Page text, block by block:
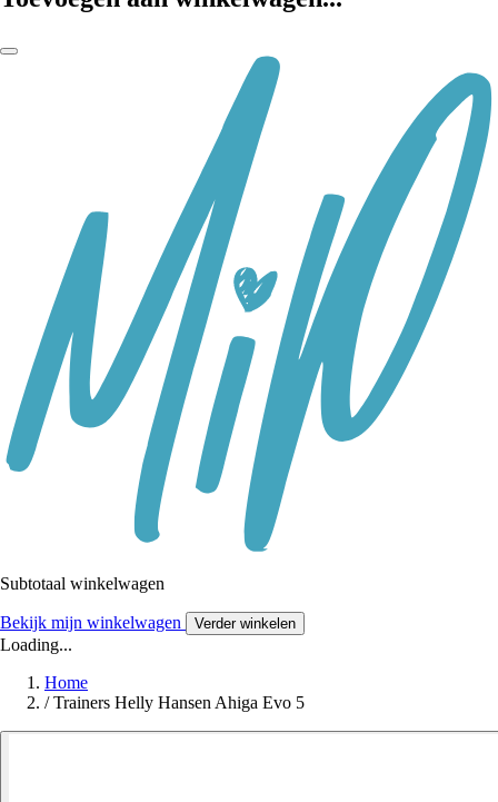
Subtotaal winkelwagen
Bekijk mijn winkelwagen Verder winkelen
Loading...
Home
/ Trainers Helly Hansen Ahiga Evo 5